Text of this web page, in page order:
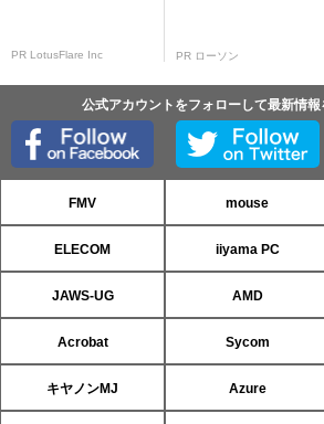
PR LotusFlare Inc PR ローソン
公式アカウントをフォローして最新情報
FMV mouse
ELECOM iiyama PC
JAWS-UG AMD
Acrobat Sycom
キヤノンMJ Azure